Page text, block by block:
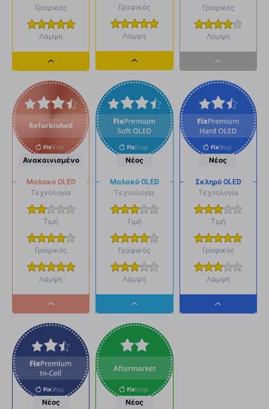
Γραφικός
Λάμψη
Dropdown
button
Γραφικός
Λάμψη
Dropdown
button
Γραφικός
Λάμψη
Dropdown
button
Ανακαινισμένο
Μαλακό OLED
Τεχνολογία
Τιμή
Γραφικός
Λάμψη
Dropdown
button
Νέος
Μαλακό OLED
Τεχνολογία
Τιμή
Γραφικός
Λάμψη
Dropdown
button
Νέος
Σκληρό OLED
Τεχνολογία
Τιμή
Γραφικός
Λάμψη
Dropdown
Νέος Νέος